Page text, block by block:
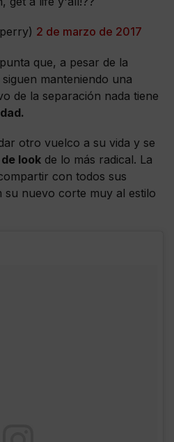
2 de marzo de 2017
que, a pesar de la
manteniendo una
de la separación nada tiene
otro vuelco a su vida y se
look de lo más radical. La
con todos sus
su nuevo corte muy al estilo